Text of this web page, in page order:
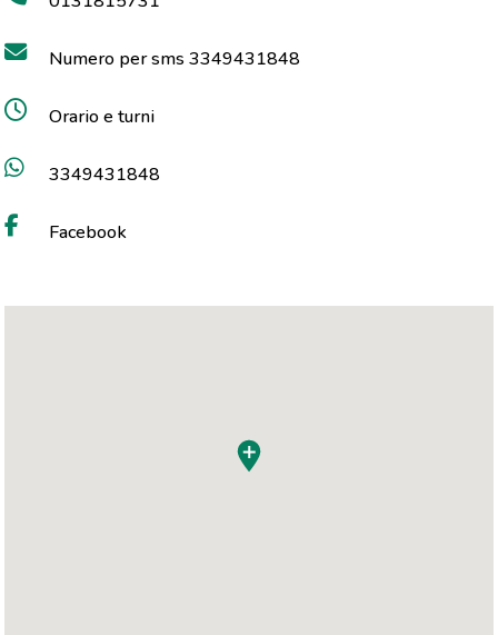
Numero per sms 3349431848
Orario e turni
3349431848
Facebook